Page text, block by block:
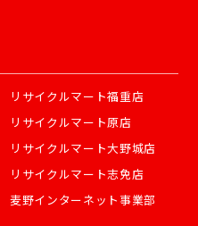
リサイクルマート福重店
リサイクルマート原店
リサイクルマート大野城店
リサイクルマート志免店
麦野インターネット事業部